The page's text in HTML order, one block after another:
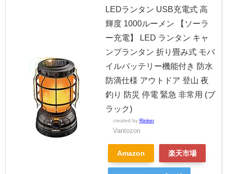
LEDランタン USB充電式 高
輝度 1000ルーメン 【ソーラ
ー充電】 LED ランタン キャ
ンプランタン 折り畳み式 モバ
イルバッテリー機能付き 防水
防滴仕様 アウトドア 登山 夜
釣り 防災 停電 緊急 非常用 (ブ
ラック)
created by Rinker
Vantozon
Amazon 楽天市場